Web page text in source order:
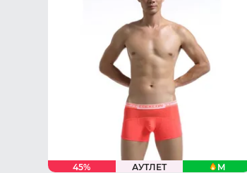
45% АУТЛЕТ M